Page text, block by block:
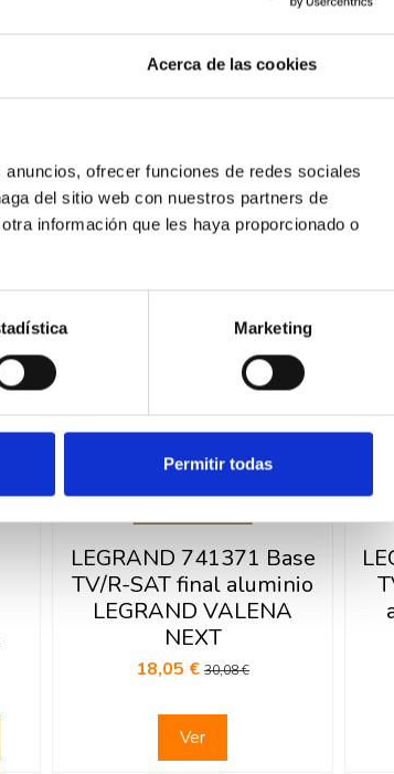
Acerca de las cookies
ofrecer funciones de redes sociales
del sitio web con nuestros partners de
información que les haya proporcionado o
Marketing
Permitir todas
cargar con rapidez teléfonos móviles,
armonización del estándar de carga para
en derivación con base 2P+T. Suministrado sin
-40%
LEGRAND 741371 Base
TV/R-SAT final aluminio
LEGRAND VALENA
NEXT
18,05 €30,08 €
Ver
-